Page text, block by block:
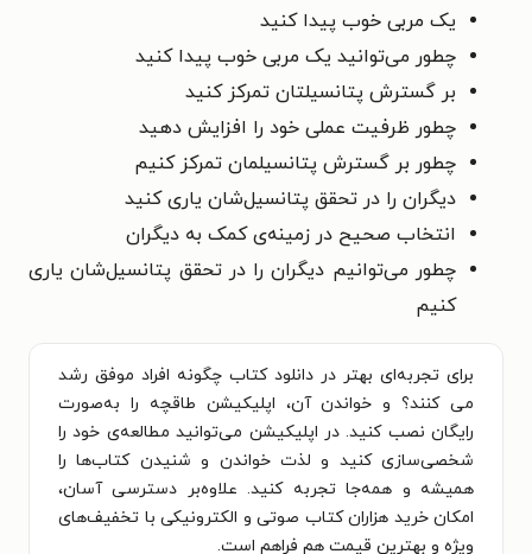
یک مربی خوب پیدا کنید
چطور می‌توانید یک مربی خوب پیدا کنید
بر گسترش پتانسیلتان تمرکز کنید
چطور ظرفیت عملی خود را افزایش دهید
چطور بر گسترش پتانسیلمان تمرکز کنیم
دیگران را در تحقق پتانسیل‌شان یاری کنید
انتخاب صحیح در زمینه‌ی کمک به دیگران
چطور می‌توانیم دیگران را در تحقق پتانسیل‌شان یاری
کنیم
برای تجربه‌ای بهتر در دانلود کتاب چگونه افراد موفق رشد
می کنند؟ و خواندن آن، اپلیکیشن طاقچه را به‌صورت
رایگان نصب کنید. در اپلیکیشن می‌توانید مطالعه‌ی خود را
شخصی‌سازی کنید و لذت خواندن و شنیدن کتاب‌ها را
همیشه و همه‌جا تجربه کنید. علاوه‌بر دسترسی آسان،
امکان خرید هزاران کتاب صوتی و الکترونیکی با تخفیف‌های
ویژه و بهترین قیمت هم فراهم است.